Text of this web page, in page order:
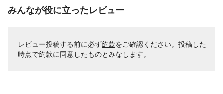
みんなが役に立ったレビュー
レビュー投稿する前に必ず約款をご確認ください。投稿した
時点で約款に同意したものとみなします。